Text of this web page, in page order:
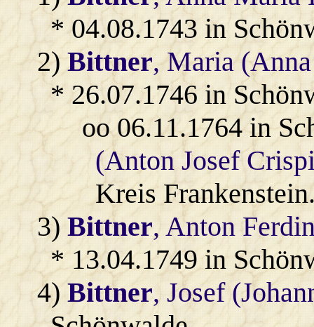
* 04.08.1743 in
2)Bittner, Maria
* 26.07.1746 in
oo 06.11.1764 in
(Anton Josef
Kreis
3)Bittner, Anton
* 13.04.1749 in
4)Bittner, Josef